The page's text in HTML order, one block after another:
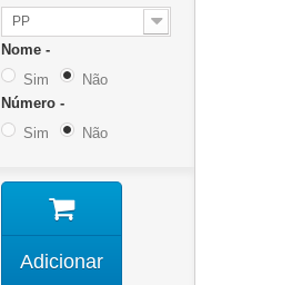
PP
Nome -
Sim
Não
Número -
Sim
Não
Adicionar